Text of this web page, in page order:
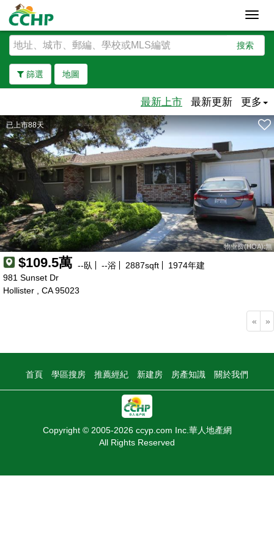
搜索
篩選 地圖
去除邊界
最新上市 最新更新 更多
已上市88天
物业费(HOA):無
$109.5萬 --臥 --浴 2887sqft 1974年建
981 Sunset Dr
Hollister , CA 95023
« »
首頁 學區搜房 推薦經紀 新建房 房產知識 關於我們
Copyright © 2005-2026 ccyp.com Inc.華人地產網
All Rights Reserved